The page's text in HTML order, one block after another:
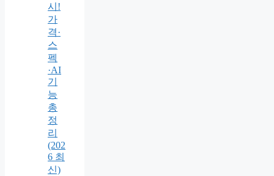
시!
가
격·
스
펙
·AI
기
능
총
정
리
(202
6 최
신)